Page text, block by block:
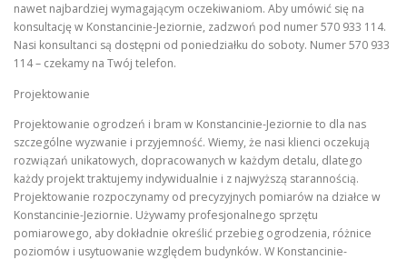
nawet najbardziej wymagającym oczekiwaniom. Aby umówić się na
konsultację w Konstancinie-Jeziornie, zadzwoń pod numer 570 933 114.
Nasi konsultanci są dostępni od poniedziałku do soboty. Numer 570 933
114 – czekamy na Twój telefon.
Projektowanie
Projektowanie ogrodzeń i bram w Konstancinie-Jeziornie to dla nas
szczególne wyzwanie i przyjemność. Wiemy, że nasi klienci oczekują
rozwiązań unikatowych, dopracowanych w każdym detalu, dlatego
każdy projekt traktujemy indywidualnie i z najwyższą starannością.
Projektowanie rozpoczynamy od precyzyjnych pomiarów na działce w
Konstancinie-Jeziornie. Używamy profesjonalnego sprzętu
pomiarowego, aby dokładnie określić przebieg ogrodzenia, różnice
poziomów i usytuowanie względem budynków. W Konstancinie-